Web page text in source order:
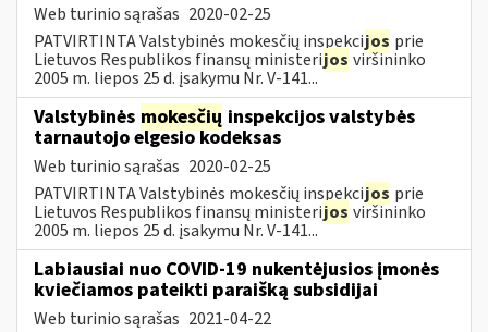
Web turinio sąrašas 2020-02-25
PATVIRTINTA Valstybinės mokesčių inspekcijos prie
Lietuvos Respublikos finansų ministerijos viršininko
2005 m. liepos 25 d. įsakymu Nr. V-141...
Valstybinės mokesčių inspekcijos valstybės
tarnautojo elgesio kodeksas
Web turinio sąrašas 2020-02-25
PATVIRTINTA Valstybinės mokesčių inspekcijos prie
Lietuvos Respublikos finansų ministerijos viršininko
2005 m. liepos 25 d. įsakymu Nr. V-141...
Labiausiai nuo COVID-19 nukentėjusios įmonės
kviečiamos pateikti paraišką subsidijai
Web turinio sąrašas 2021-04-22